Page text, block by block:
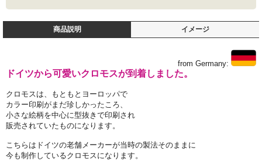
商品説明 イメージ
from Germany:
ドイツから可愛いクロモスが到着しました。
クロモスは、もともとヨーロッパで
カラー印刷がまだ珍しかったころ、
小さな絵柄を中心に型抜きで印刷され
販売されていたものになります。
こちらはドイツの老舗メーカーが当時の製法そのままに
今も制作しているクロモスになります。